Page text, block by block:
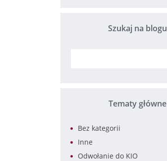
Szukaj na blogu
Tematy główne
Bez kategorii
Inne
Odwołanie do KIO